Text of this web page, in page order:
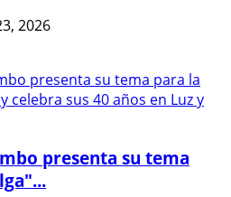
2026
presenta su tema